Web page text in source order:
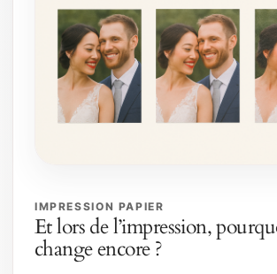
IMPRESSION PAPIER
Et lors de l’impression,
change encore ?